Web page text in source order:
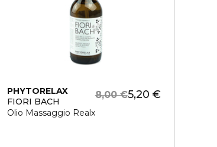
PHYTORELAX
FIORI BACH
Olio Massaggio Realx
5,20 €
8,00 €